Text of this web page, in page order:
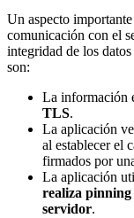
Un aspecto
comunicación con el
integridad de los
son:
La información
TLS.
La aplicación
al establecer el
firmados por
La aplicación
realiza pinning
servidor.